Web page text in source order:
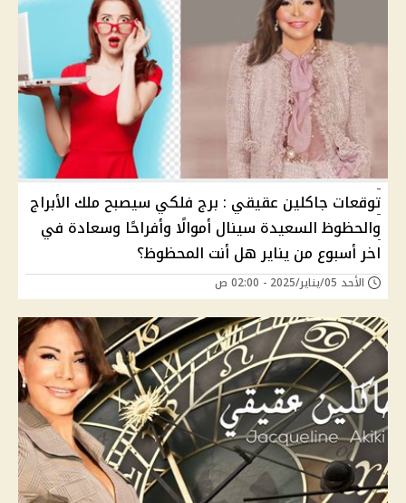
توقعات جاكلين عقيقي : برج فلكي سيصبح ملك الأبراج
والحظوظ السعيدة سينال أموالًا وأفراحًا وسعادة في
اخر أسبوع من يناير هل أنت المحظوظ؟
الأحد 05/يناير/2025 - 02:00 ص